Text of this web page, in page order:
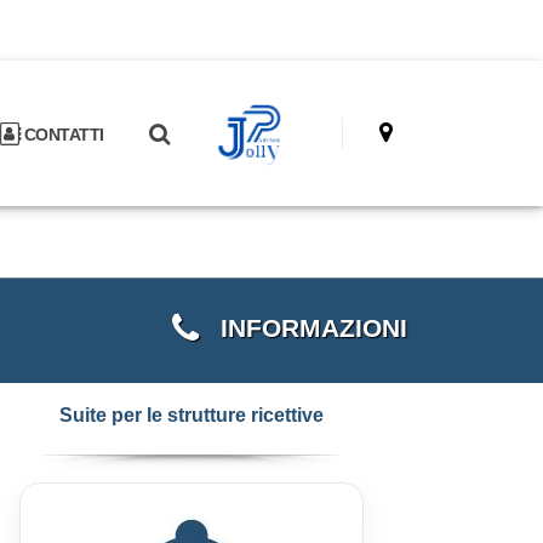
CONTATTI
INFORMAZIONI
Suite per le strutture ricettive